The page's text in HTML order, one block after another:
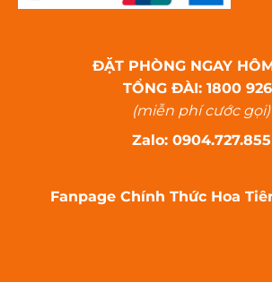
ĐẶT PHÒNG NGAY
TỔNG ĐÀI: 1800
(miễn phí cước gọi)
Zalo: 0904.727.855
Fanpage Chính Thức Hoa